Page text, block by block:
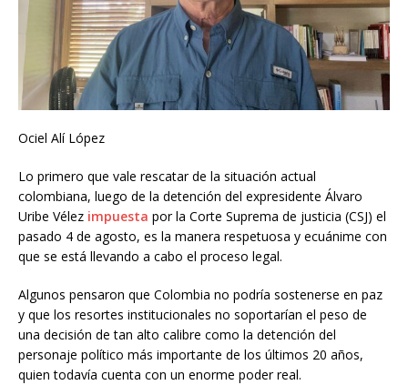
Ociel Alí López
Lo primero que vale rescatar de la situación actual
colombiana, luego de la detención del expresidente Álvaro
Uribe Vélez impuesta por la Corte Suprema de justicia (CSJ) el
pasado 4 de agosto, es la manera respetuosa y ecuánime con
que se está llevando a cabo el proceso legal.
Algunos pensaron que Colombia no podría sostenerse en paz
y que los resortes institucionales no soportarían el peso de
una decisión de tan alto calibre como la detención del
personaje político más importante de los últimos 20 años,
quien todavía cuenta con un enorme poder real.